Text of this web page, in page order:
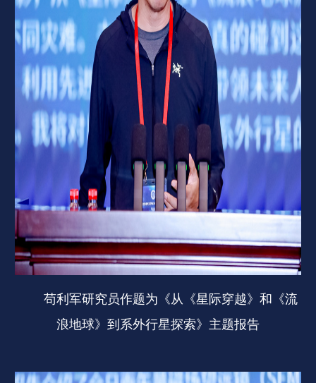
苟利军研究员作题为《从《星际穿越》和《流
浪地球》到系外行星探索》主题报告